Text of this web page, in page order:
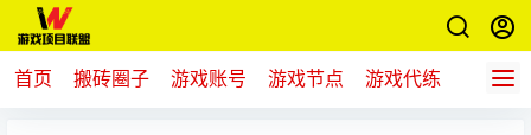
首页 搬砖圈子 游戏账号 游戏节点 游戏代练 新游推